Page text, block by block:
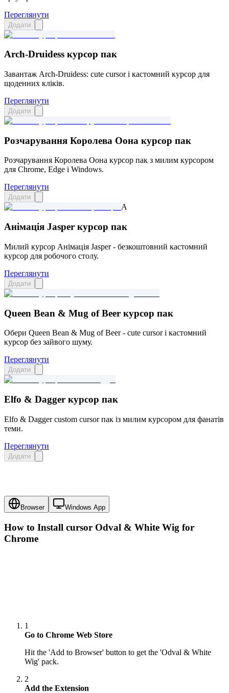
Переглянути
Додати
Arch-Druidess курсор пак
Завантаж Arch-Druidess: cute cursor і кастомний курсор для
щоденних кліків.
Переглянути
Додати
Розчарування Королева Оона курсор пак
Розчарування Королева Оона курсор пак з милим курсором
для Chrome, Edge і Windows.
Переглянути
Додати
A
Анімація Jasper курсор пак
Милий курсор Анімація Jasper - безкоштовний кастомний
курсор для робочого столу.
Переглянути
Додати
Queen Bean & Mug of Beer курсор пак
Обери Queen Bean & Mug of Beer - cute cursor і кастомний
курсор без зайвого шуму.
Переглянути
Додати
Elfo & Dagger курсор пак
Elfo & Dagger custom cursor пак із милим курсором для фанатів
теми.
Переглянути
Додати
Browser Windows App
How to Install cursor Odval & White Wig for
Chrome
1
Go to Chrome Web Store
Hit the 'Add to Browser' button to get the 'Odval & White
Wig' pack.
2
Add the Extension